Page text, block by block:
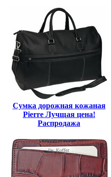
Сумка дорожная кожаная
Pierre Лучщая цена!
Распродажа